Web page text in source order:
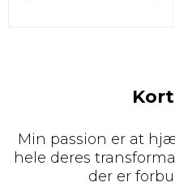
Min passion er at
hele deres
der er